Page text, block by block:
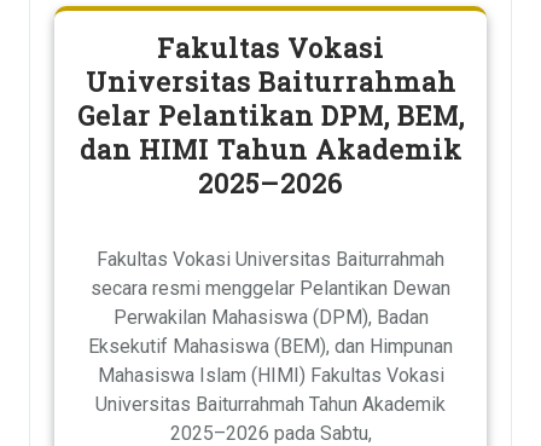
Fakultas Vokasi
Universitas Baiturrahmah
Gelar Pelantikan DPM, BEM,
dan HIMI Tahun Akademik
2025–2026
Fakultas Vokasi Universitas Baiturrahmah
secara resmi menggelar Pelantikan Dewan
Perwakilan Mahasiswa (DPM), Badan
Eksekutif Mahasiswa (BEM), dan Himpunan
Mahasiswa Islam (HIMI) Fakultas Vokasi
Universitas Baiturrahmah Tahun Akademik
2025–2026 pada Sabtu,